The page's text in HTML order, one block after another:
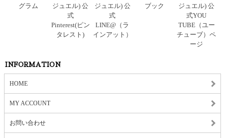
INFORMATION
HOME
MY ACCOUNT
お問い合わせ